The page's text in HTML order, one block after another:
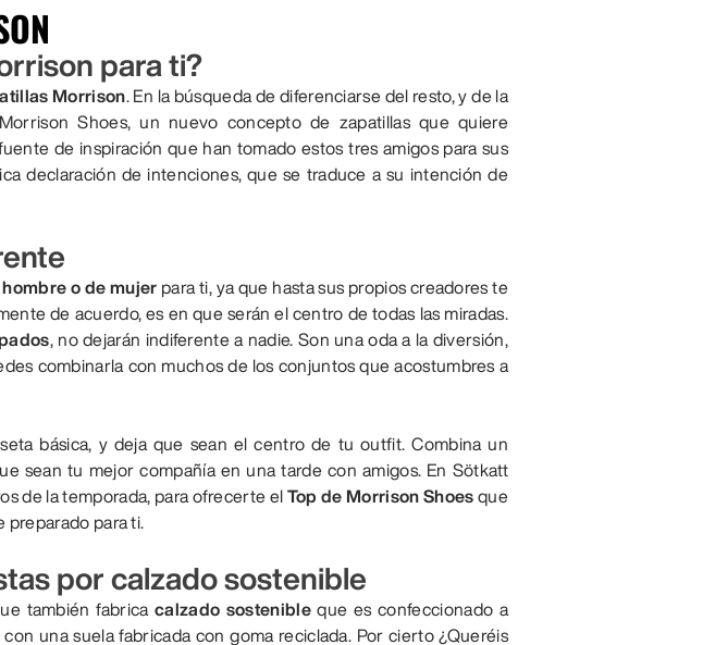
para ti?
Morrison . En la búsqueda de diferenciarse del resto, y de la
Shoes, un nuevo concepto de zapatillas que quiere
de inspiración que han tomado estos tres amigos para sus
declaración de intenciones, que se traduce a su intención de
o de mujer para ti, ya que hasta sus propios creadores te
de acuerdo, es en que serán el centro de todas las miradas.
, no dejarán indiferente a nadie. Son una oda a la diversión,
combinarla con muchos de los conjuntos que acostumbres a
básica, y deja que sean el centro de tu outfit. Combina un
sean tu mejor compañía en una tarde con amigos. En Sötkatt
de la temporada, para ofrecerte el Top de Morrison Shoes que
preparado para ti.
por calzado sostenible
también fabrica calzado sostenibleque es confeccionado a
una suela fabricada con goma reciclada. Por cierto ¿Queréis